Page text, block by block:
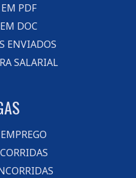
PDF
DOC
ENVIADOS
SALARIAL